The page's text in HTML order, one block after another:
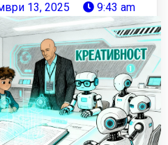
13, 2025 9:43 am